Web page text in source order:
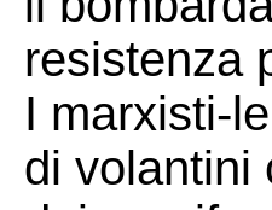
resistenza
I marxisti-
di volantini